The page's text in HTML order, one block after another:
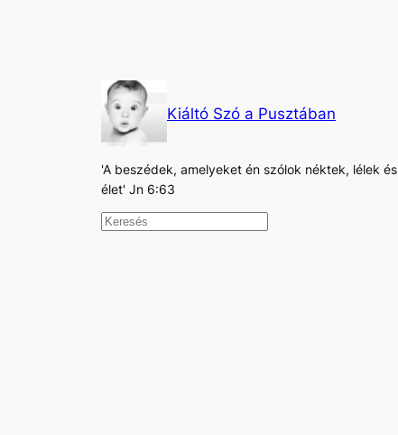
Kiáltó Szó a Pusztában
'A beszédek, amelyeket én szólok néktek, lélek és
élet' Jn 6:63
K